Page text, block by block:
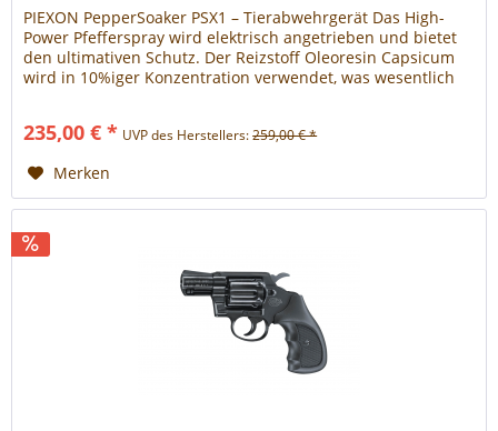
PIEXON PepperSoaker PSX1 – Tierabwehrgerät Das High-
Power Pfefferspray wird elektrisch angetrieben und bietet
den ultimativen Schutz. Der Reizstoff Oleoresin Capsicum
wird in 10%iger Konzentration verwendet, was wesentlich
Pfefferspray Große Einsatzdistanz dank...
235,00 € * UVP des Herstellers:259,00 € *
Merken